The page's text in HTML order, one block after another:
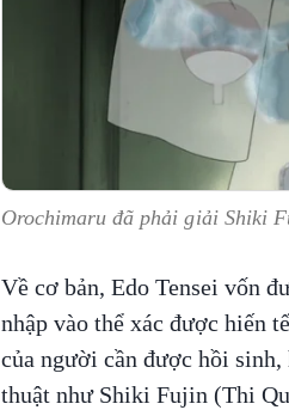
Orochimaru đã phải giải Shiki
Về cơ bản, Edo Tensei vốn
nhập vào thể xác được hiến
của người cần được hồi
thuật như Shiki Fujin (Thi